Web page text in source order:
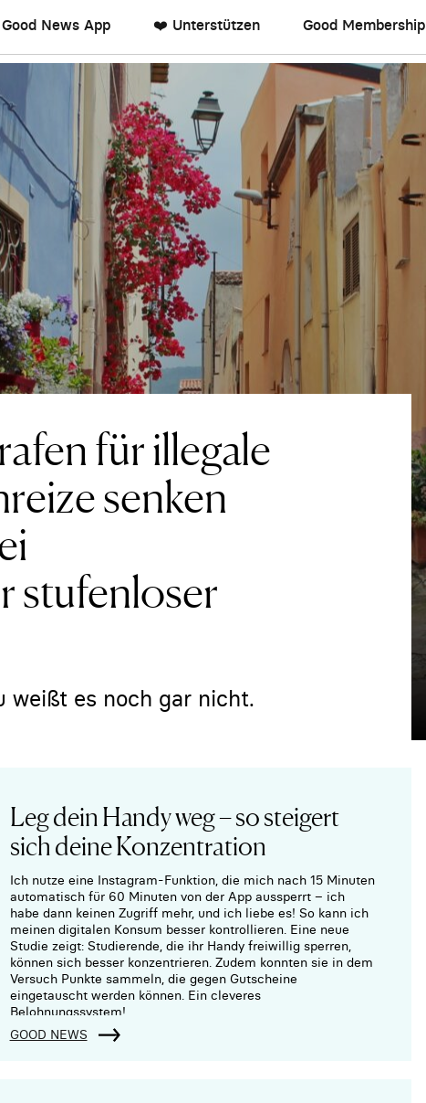
Good News App ❤️ Unterstützen Good Membership
für illegale
senken
stufenloser
weißt es noch gar nicht.
Leg dein Handy weg – so steigert
sich deine Konzentration
Ich nutze eine Instagram-Funktion, die mich nach 15 Minuten
automatisch für 60 Minuten von der App aussperrt – ich
habe dann keinen Zugriff mehr, und ich liebe es! So kann ich
meinen digitalen Konsum besser kontrollieren. Eine neue
Studie zeigt: Studierende, die ihr Handy freiwillig sperren,
können sich besser konzentrieren. Zudem konnten sie in dem
Versuch Punkte sammeln, die gegen Gutscheine
eingetauscht werden können. Ein cleveres
Belohnungssystem!
GOOD NEWS